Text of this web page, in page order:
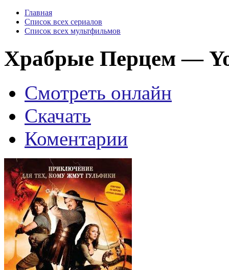
Главная
Список всех сериалов
Список всех мультфильмов
Храбрые Перцем —
Смотреть онлайн
Скачать
Коментарии